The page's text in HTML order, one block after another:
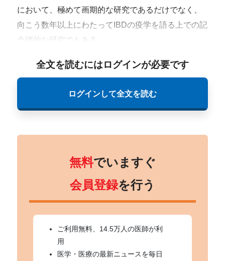
において、極めて画期的な研究であるだけでなく、
向こう数年以上にわたってIBDの疫学を語る上での記
念碑的な研究でもある。
全文を読むにはログインが必要です
ログインして全文を読む
無料でいますぐ
会員登録を行う
ご利用無料、14.5万人の医師が利
用
医学・医療の最新ニュースを毎日